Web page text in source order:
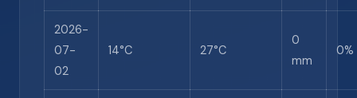
2026-
07-
02
14°C 27°C
0
mm
0%